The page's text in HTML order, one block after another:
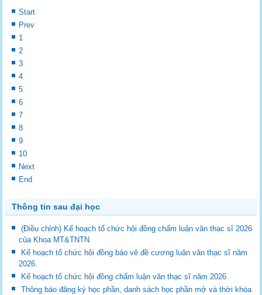
Start
Prev
1
2
3
4
5
6
7
8
9
10
Next
End
Thông tin sau đại học
(Điều chỉnh) Kế hoạch tổ chức hội đồng chấm luận văn thạc sĩ 2026
của Khoa MT&TNTN
Kế hoạch tổ chức hội đồng bảo vệ đề cương luận văn thạc sĩ năm
2026.
Kế hoạch tổ chức hội đồng chấm luận văn thạc sĩ năm 2026
Thông báo đăng ký học phần, danh sách học phần mở và thời khóa